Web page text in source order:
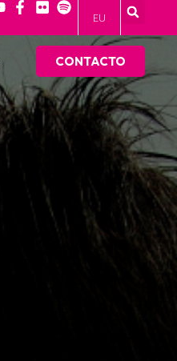
EU
CONTACTO